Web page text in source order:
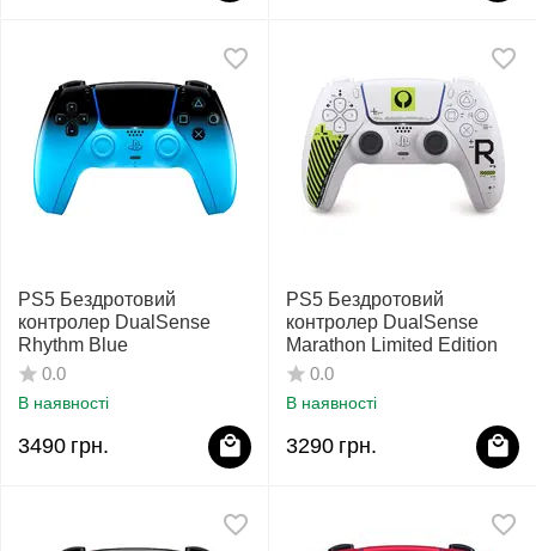
PS5 Бездротовий
контролер DualSense
Rhythm Blue
0.0
В наявності
3490 грн.
PS5 Бездротовий
контролер DualSense
Marathon Limited Edition
0.0
В наявності
3290 грн.